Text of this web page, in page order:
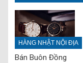
HÀNG NHẬT NỘI ĐỊA
Bán Buôn Đồng